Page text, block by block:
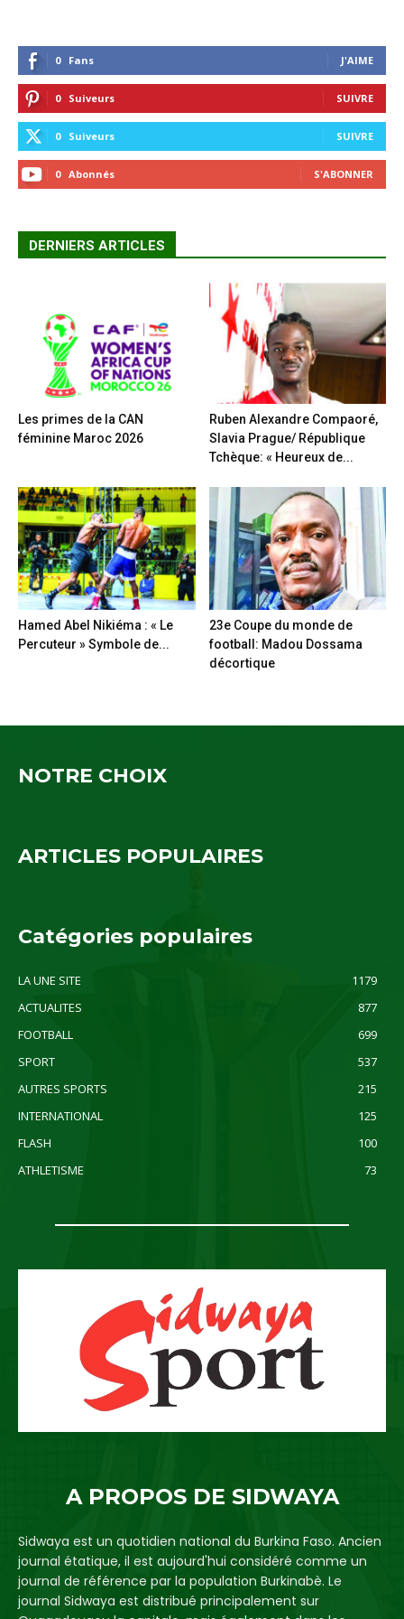
0 Fans J'AIME
0 Suiveurs SUIVRE
0 Suiveurs SUIVRE
0 Abonnés S'ABONNER
DERNIERS ARTICLES
Les primes de la CAN
féminine Maroc 2026
Ruben Alexandre Compaoré,
Slavia Prague/ République
Tchèque: « Heureux de...
Hamed Abel Nikiéma : « Le
Percuteur » Symbole de...
23e Coupe du monde de
football: Madou Dossama
décortique
NOTRE CHOIX
ARTICLES POPULAIRES
Catégories populaires
LA UNE SITE
1179
ACTUALITES
877
FOOTBALL
699
SPORT
537
AUTRES SPORTS
215
INTERNATIONAL
125
FLASH
100
ATHLETISME
73
A PROPOS DE SIDWAYA
Sidwaya est un quotidien national du Burkina Faso. Ancien
journal étatique, il est aujourd'hui considéré comme un
journal de référence par la population Burkinabè. Le
journal Sidwaya est distribué principalement sur